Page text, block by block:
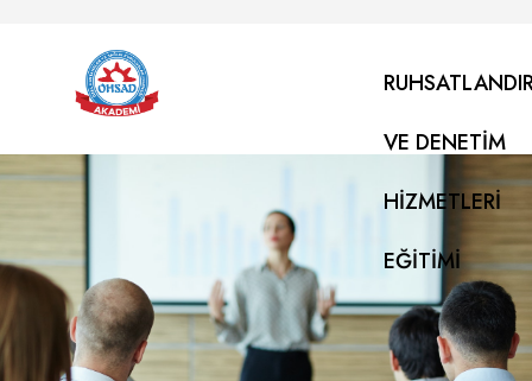
VE DENETIM
HIZMETLERI
EĞITIMI